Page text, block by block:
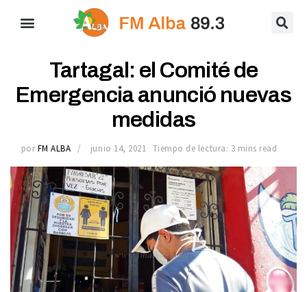
Tartagal: el Comité de
Emergencia anunció nuevas
medidas
por FM ALBA junio 14, 2021 Tiempo de lectura: 3 mins read